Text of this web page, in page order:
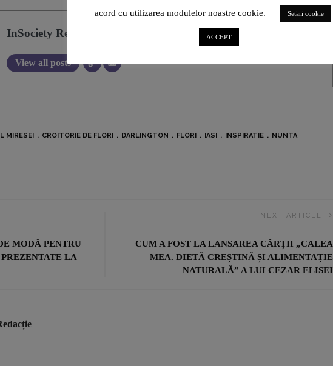
InSociety Redacție
View all posts
MIRESEI CROITORIE DE FLORI DARLINGTON FLORI IASI INSPIRATIE NUNTA
MODĂ PENTRU
LA
NEXT ARTICLE
CUM A FOST LA LANSAREA CĂRȚII „CALEA
MEA. DIETĂ CREȘTINĂ ȘI ALIMENTAȚIE
NATURALĂ” A LUI CEZAR ELISEI
acord cu utilizarea modulelor noastre cookie.
Setări cookie
ACCEPT